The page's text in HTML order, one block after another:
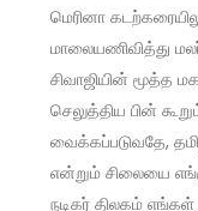
மெரினா
மாலையணிவித்து
சிவாஜியின் மூத்த
செலுத்திய பின்
வைக்கப்படுவதே,
என்றும் சிலையை
நடிகர் திலகம்